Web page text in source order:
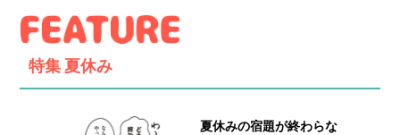
特集 夏休み
夏休みの宿題が終わらな